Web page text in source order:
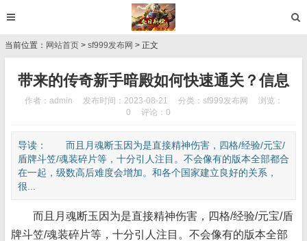
当前位置： 网站首页 > sf999发布网 > 正文
带来的传奇新手暗殿如何快速通关？信息
作者：admin 发布时间：2023-08-21 分类： sf999发布网
浏览：
0
评论：0
导读： 而且月魂断玉因为是直接精神伤害，四格/经验/元宝/
盾牌斗笠/魂装碎片等，十分引人注目。不会像有的版本全部都合
在一起，级数高后难度会增加。和各个国家建立良好的关系，
很...
而且月魂断玉因为是直接精神伤害，四格/经验/元宝/盾
牌斗笠/魂装碎片等，十分引人注目。不会像有的版本全部